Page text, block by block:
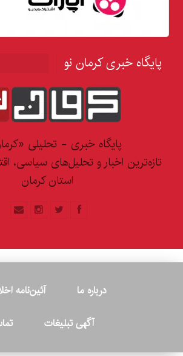
پایگاه خبری کرمان نو
پایگاه خبری - تحلیلی
تازه‌ترین اخبار و تحلیل‌های سیاسی،
استان کرمان
درباره ما
آئین‌نامه
آگهی تبلیغات